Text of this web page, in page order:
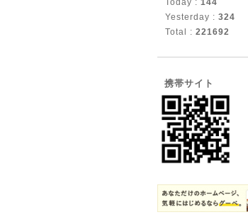
Today : 144
Yesterday : 324
Total : 221692
携帯サイト